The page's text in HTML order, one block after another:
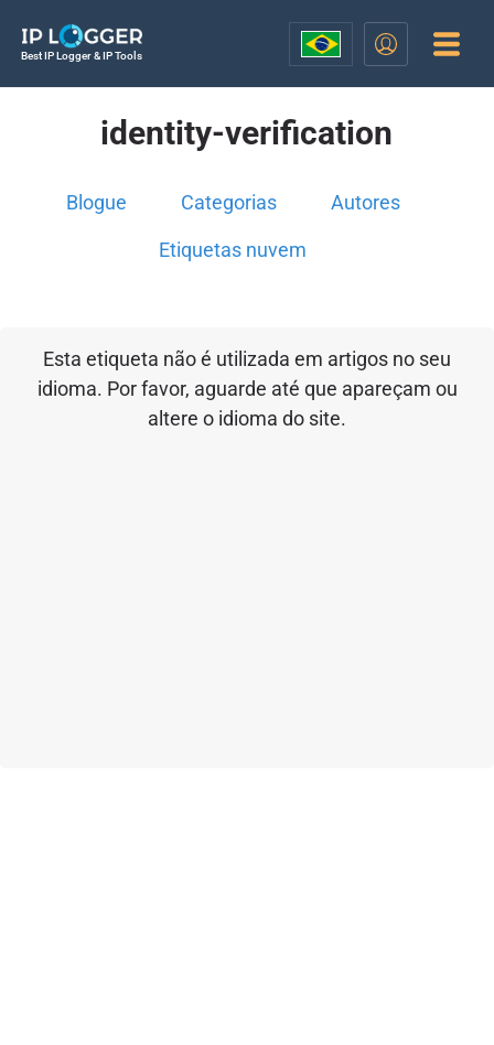
Best IP Logger & IP Tools
identity-verification
Blogue Categorias Autores
Etiquetas nuvem